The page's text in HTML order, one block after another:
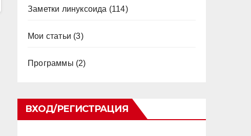
Заметки линуксоида (114)
Мои статьи (3)
Программы (2)
ВХОД/РЕГИСТРАЦИЯ